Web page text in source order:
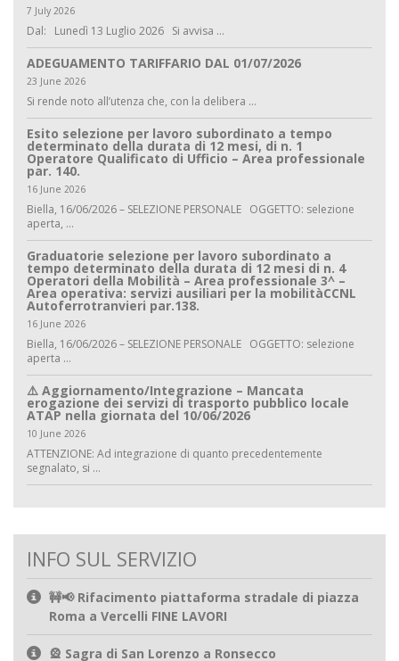
7 July 2026
Dal: Lunedì 13 Luglio 2026 Si avvisa ...
ADEGUAMENTO TARIFFARIO DAL 01/07/2026
23 June 2026
Si rende noto all’utenza che, con la delibera ...
Esito selezione per lavoro subordinato a tempo
determinato della durata di 12 mesi, di n. 1
Operatore Qualificato di Ufficio – Area professionale
par. 140.
16 June 2026
Biella, 16/06/2026 – SELEZIONE PERSONALE OGGETTO: selezione
aperta, ...
Graduatorie selezione per lavoro subordinato a
tempo determinato della durata di 12 mesi di n. 4
Operatori della Mobilità – Area professionale 3^ –
Area operativa: servizi ausiliari per la mobilitàCCNL
Autoferrotranvieri par.138.
16 June 2026
Biella, 16/06/2026 – SELEZIONE PERSONALE OGGETTO: selezione
aperta ...
⚠️ Aggiornamento/Integrazione – Mancata
erogazione dei servizi di trasporto pubblico locale
ATAP nella giornata del 10/06/2026
10 June 2026
ATTENZIONE: Ad integrazione di quanto precedentemente
segnalato, si ...
INFO SUL SERVIZIO
🚧📢 Rifacimento piattaforma stradale di piazza
Roma a Vercelli FINE LAVORI
🎡 Sagra di San Lorenzo a Ronsecco